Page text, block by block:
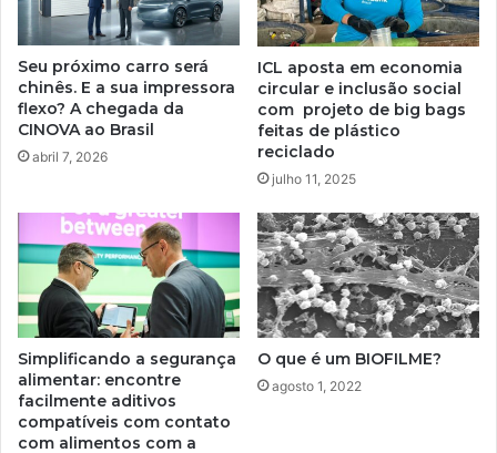
Seu próximo carro será
chinês. E a sua impressora
flexo? A chegada da
CINOVA ao Brasil
abril 7, 2026
ICL aposta em economia
circular e inclusão social
com projeto de big bags
feitas de plástico
reciclado
julho 11, 2025
Simplificando a segurança
alimentar: encontre
facilmente aditivos
compatíveis com contato
com alimentos com a
O que é um BIOFILME?
agosto 1, 2022